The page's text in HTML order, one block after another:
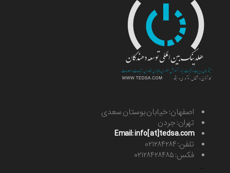
اصفهان: خیابان بوستان سعدی
تهران: جردن
Email: info[at]tedsa.com
تلفن: ۰۲۱۲۸۴۲۸۴
فکس: ۰۲۱۲۸۴۲۸۴۸۵